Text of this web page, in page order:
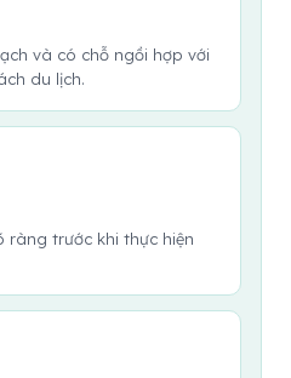
và có chỗ ngồi hợp với
du lịch.
ràng trước khi thực hiện